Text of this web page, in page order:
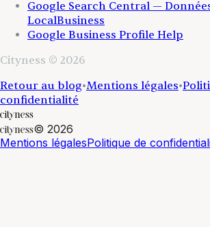
Google Search Central —
LocalBusiness
Google Business Profile Help
Cityness © 2026
Retour au blog•Mentions légales•
confidentialité
cityness
cityness© 2026
Mentions légalesPolitique de